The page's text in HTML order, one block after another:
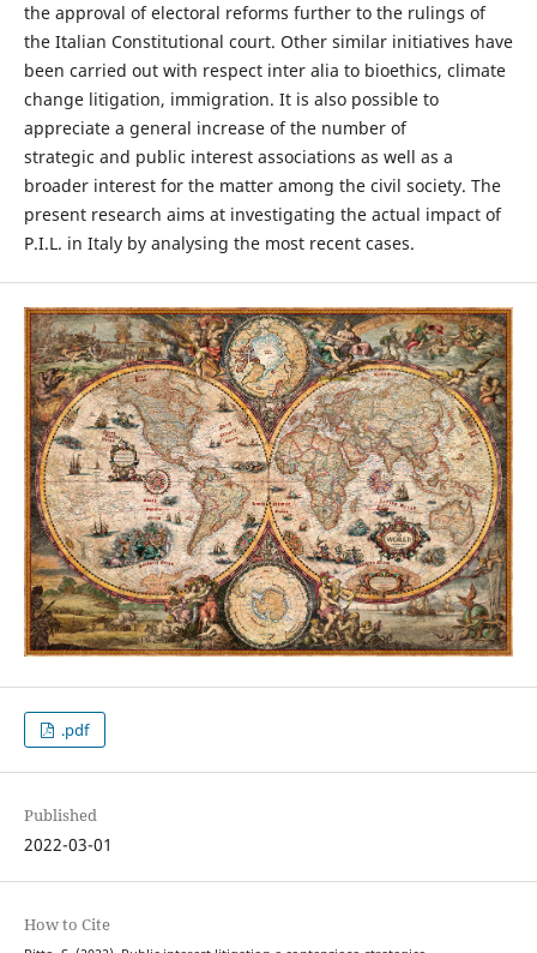
the approval of electoral reforms further to the rulings of
the Italian Constitutional court. Other similar initiatives have
been carried out with respect inter alia to bioethics, climate
change litigation, immigration. It is also possible to
appreciate a general increase of the number of
strategic and public interest associations as well as a
broader interest for the matter among the civil society. The
present research aims at investigating the actual impact of
P.I.L. in Italy by analysing the most recent cases.
.pdf
Published
2022-03-01
How to Cite